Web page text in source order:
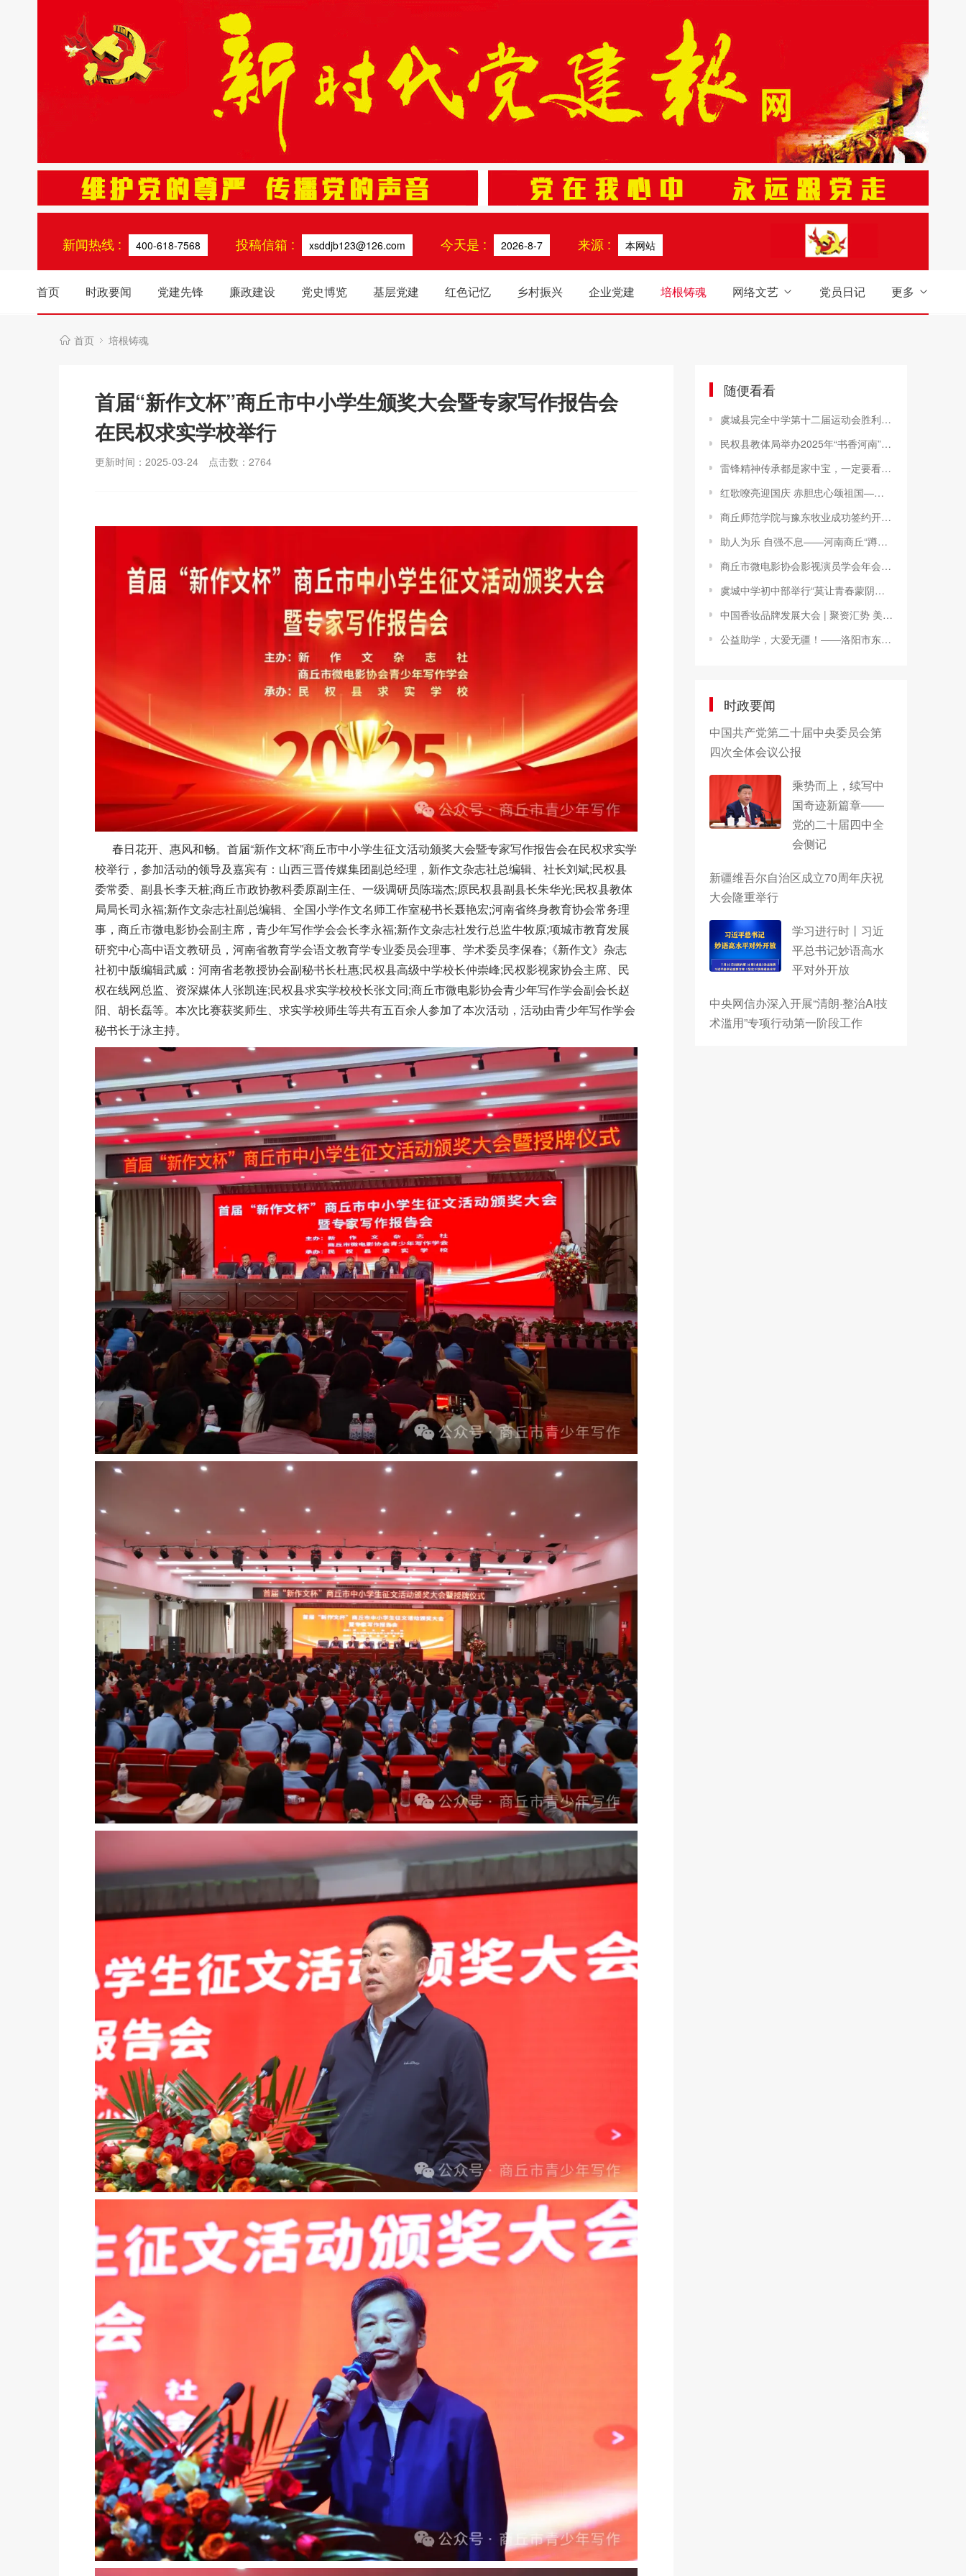
新闻热线 : 400-618-7568 投稿信箱 : xsddjb123@126.com 今天是 : 2026-8-7 来源 : 本网站
首页 时政要闻 党建先锋 廉政建设 党史博览 基层党建 红色记忆 乡村振兴 企业党建 培根铸魂 网络文艺 党员日记 更多
首页 培根铸魂
首届“新作文杯”商丘市中小学生颁奖大会暨专家写作报告会
在民权求实学校举行
更新时间：2025-03-24 点击数： 2764
春日花开、惠风和畅。首届“新作文杯”商丘市中小学生征文活动颁奖大会暨专家写作报告会在民权求实学
校举行，参加活动的领导及嘉宾有：山西三晋传媒集团副总经理，新作文杂志社总编辑、社长刘斌;民权县
委常委、副县长李天桩;商丘市政协教科委原副主任、一级调研员陈瑞杰;原民权县副县长朱华光;民权县教体
局局长司永福;新作文杂志社副总编辑、全国小学作文名师工作室秘书长聂艳宏;河南省终身教育协会常务理
事，商丘市微电影协会副主席，青少年写作学会会长李永福;新作文杂志社发行总监牛牧原;项城市教育发展
研究中心高中语文教研员，河南省教育学会语文教育学专业委员会理事、学术委员李保春;《新作文》杂志
社初中版编辑武威：河南省老教授协会副秘书长杜惠;民权县高级中学校长仲崇峰;民权影视家协会主席、民
权在线网总监、资深媒体人张凯连;民权县求实学校校长张文同;商丘市微电影协会青少年写作学会副会长赵
阳、胡长磊等。本次比赛获奖师生、求实学校师生等共有五百余人参加了本次活动，活动由青少年写作学会
秘书长于泳主持。
随便看看
虞城县完全中学第十二届运动会胜利开幕
民权县教体局举办2025年“书香河南”阅读大会经典诵读优秀节目展演
雷锋精神传承都是家中宝，一定要看好！青岛莱西民警连续救助两位老人
红歌嘹亮迎国庆 赤胆忠心颂祖国——李庄一中庆祝新中国成立75周年红歌合唱大赛纪实
商丘师范学院与豫东牧业成功签约开启校企合作美好新征程
助人为乐 自强不息——河南商丘“蹲行哥”李创业的传奇人生
商丘市微电影协会影视演员学会年会于芙蓉小镇酒店召开
虞城中学初中部举行“莫让青春蒙阴影，要让校园满阳光”拒绝校园欺凌主题升旗仪式
中国香妆品牌发展大会 | 聚资汇势 美力共生——化妆品品牌发展资源分享会胜利举办
公益助学，大爱无疆！——洛阳市东升第二小学获赠教育物资纪实
时政要闻
中国共产党第二十届中央委员会第
四次全体会议公报
乘势而上，续写中
国奇迹新篇章——
党的二十届四中全
会侧记
新疆维吾尔自治区成立70周年庆祝
大会隆重举行
学习进行时丨习近
平总书记妙语高水
平对外开放
中央网信办深入开展“清朗·整治AI技
术滥用”专项行动第一阶段工作